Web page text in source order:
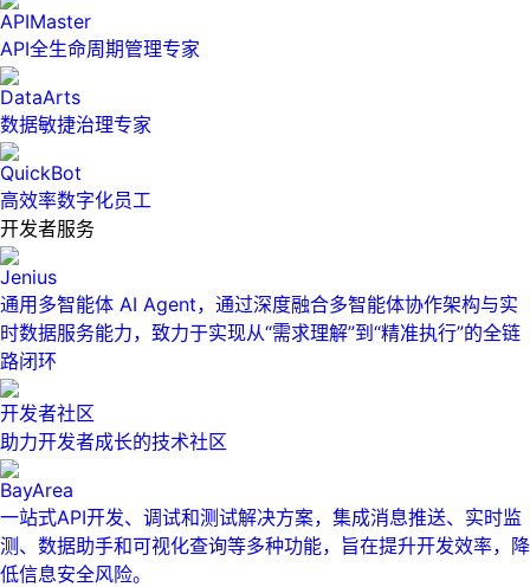
APIMaster
API全生命周期管理专家
DataArts
数据敏捷治理专家
QuickBot
高效率数字化员工
开发者服务
Jenius
通用多智能体 AI Agent，通过深度融合多智能体协作架构与实
时数据服务能力，致力于实现从“需求理解”到“精准执行”的全链
路闭环
开发者社区
助力开发者成长的技术社区
BayArea
一站式API开发、调试和测试解决方案，集成消息推送、实时监
测、数据助手和可视化查询等多种功能，旨在提升开发效率，降
低信息安全风险。